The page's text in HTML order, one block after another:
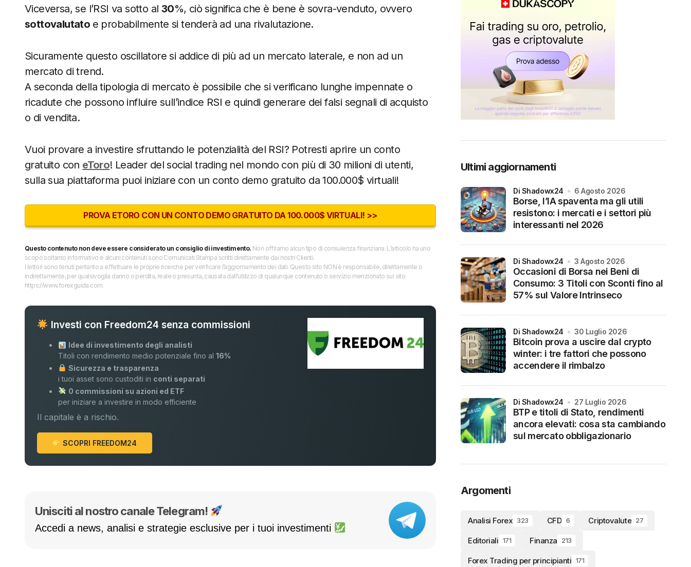
Viceversa, se l’RSI va sotto al 30%, ciò significa che è bene è sovra-venduto, ovvero
sottovalutato e probabilmente si tenderà ad una rivalutazione.
Sicuramente questo oscillatore si addice di più ad un mercato laterale, e non ad un
mercato di trend.
A seconda della tipologia di mercato è possibile che si verificano lunghe impennate o
ricadute che possono influire sull’indice RSI e quindi generare dei falsi segnali di acquisto
o di vendita.
Vuoi provare a investire sfruttando le potenzialità del RSI? Potresti aprire un conto
gratuito con eToro! Leader del social trading nel mondo con più di 30 milioni di utenti,
sulla sua piattaforma puoi iniziare con un conto demo gratuito da 100.000$ virtuali!
PROVA ETORO CON UN CONTO DEMO GRATUITO DA 100.000$ VIRTUALI! >>
Questo contenuto non deve essere considerato un consiglio di investimento. Non offriamo alcun tipo di consulenza finanziaria. L’articolo ha uno
scopo soltanto informativo e alcuni contenuti sono Comunicati Stampa scritti direttamente dai nostri Clienti.
I lettori sono tenuti pertanto a effettuare le proprie ricerche per verificare l’aggiornamento dei dati. Questo sito NON è responsabile, direttamente o
indirettamente, per qualsivoglia danno o perdita, reale o presunta, causata dall'utilizzo di qualunque contenuto o servizio menzionato sul sito
https://www.forexguida.com.
Investi con Freedom24 senza commissioni
Idee di investimento degli analisti
Titoli con rendimento medio potenziale fino al16%
Sicurezza e trasparenza
i tuoi asset sono custoditi in conti separati
0 commissioni su azioni ed ETF
per iniziare a investire in modo efficiente
Il capitale è a rischio.
SCOPRI FREEDOM24
Unisciti al nostro canale Telegram!
Accedi a news, analisi e strategie esclusive per i tuoi investimenti
Ultimi aggiornamenti
Borse, l’IA spaventa ma gli utili
resistono: i mercati e i settori più
interessanti nel 2026
di Shadowx24 6 Agosto 2026
Occasioni di Borsa nei Beni di
Consumo: 3 Titoli con Sconti fino al
57% sul Valore Intrinseco
di Shadowx24 3 Agosto 2026
Bitcoin prova a uscire dal crypto
winter: i tre fattori che possono
accendere il rimbalzo
di Shadowx24 30 Luglio 2026
BTP e titoli di Stato, rendimenti
ancora elevati: cosa sta cambiando
sul mercato obbligazionario
di Shadowx24 27 Luglio 2026
Argomenti
Analisi Forex 323 CFD 6 Criptovalute 27
Editoriali 171 Finanza 213
Forex Trading per principianti 171